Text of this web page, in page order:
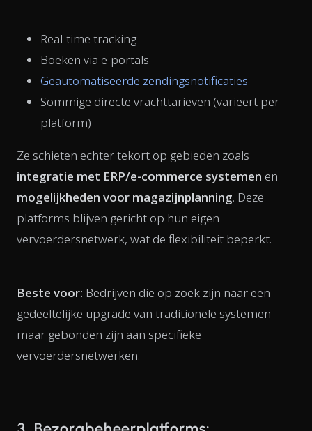
Real-time tracking
Boeken via e-portals
Geautomatiseerde zendingsnotificaties
Sommige directe vrachttarieven (varieert per
platform)
Ze schieten echter tekort op gebieden zoals
integratie met ERP/e-commerce systemen en
mogelijkheden voor magazijnplanning. Deze
platforms blijven gericht op hun eigen
vervoerdersnetwerk, wat de flexibiliteit beperkt.
Beste voor: Bedrijven die op zoek zijn naar een
gedeeltelijke upgrade van traditionele systemen
maar gebonden zijn aan specifieke
vervoerdersnetwerken.